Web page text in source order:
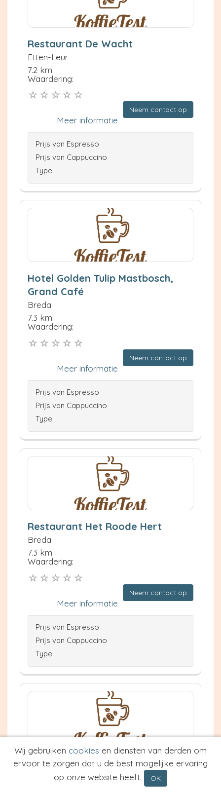
Restaurant De Wacht
Etten-Leur
7.2 km
Waardering:
Neem contact op
Meer informatie
Prijs van Espresso
Prijs van Cappuccino
Type
Hotel Golden Tulip Mastbosch,
Grand Café
Breda
7.3 km
Waardering:
Neem contact op
Meer informatie
Prijs van Espresso
Prijs van Cappuccino
Type
Restaurant Het Roode Hert
Breda
7.3 km
Waardering:
Neem contact op
Meer informatie
Prijs van Espresso
Prijs van Cappuccino
Type
Gasterij Don Qui-John
Wij gebruiken cookies en diensten van derden om
ervoor te zorgen dat u de best mogelijke ervaring
op onze website heeft.
OK